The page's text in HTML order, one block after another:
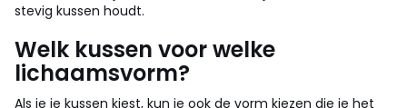
stevig kussen houdt.
Welk kussen voor welke
lichaamsvorm?
Als je je kussen kiest, kun je ook de vorm kiezen die je het